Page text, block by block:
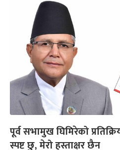
पूर्व सभामुख घिमिरेको
स्पष्ट छु, मेरो हस्ताक्षर छैन